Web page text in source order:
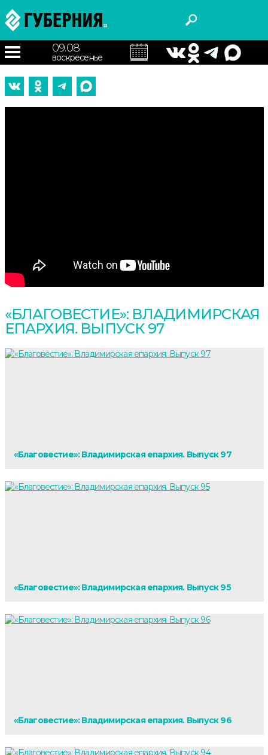
09.08
воскресенье
«БЛАГОВЕСТИЕ»: ВЛАДИМИРСКАЯ
ЕПАРХИЯ. ВЫПУСК 97
«Благовестие»: Владимирская епархия. Выпуск 97
«Благовестие»: Владимирская епархия. Выпуск 95
«Благовестие»: Владимирская епархия. Выпуск 96